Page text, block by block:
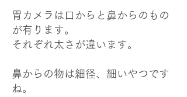
胃カメラは口からと鼻からのもの
が有ります。
それぞれ太さが違います。
鼻からの物は細径、細いやつです
ね。